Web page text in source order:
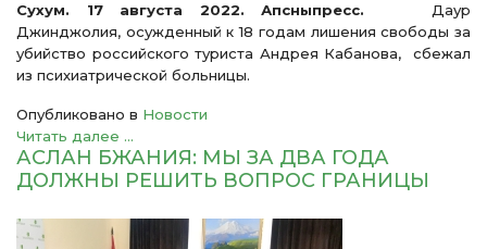
Сухум. 17 августа 2022. Апсныпресс. Даур
Джинджолия, осужденный к 18 годам лишения свободы за
убийство российского туриста Андрея Кабанова, сбежал
из психиатрической больницы.
Опубликовано в Новости
Читать далее ...
АСЛАН БЖАНИЯ: МЫ ЗА ДВА ГОДА
ДОЛЖНЫ РЕШИТЬ ВОПРОС ГРАНИЦЫ